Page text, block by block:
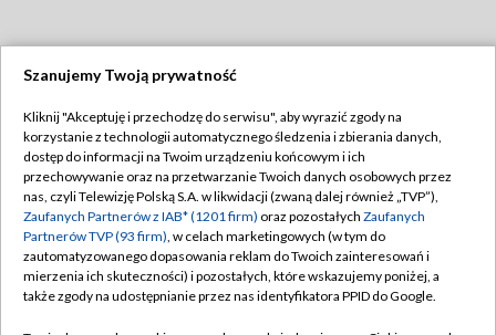
TVP
Abonament TVP
Emisja w TVP
Centrum informacji TVP
Naziemna Telewizja Cyfrowa
Regulamin TVP
Polityka prywatności
Moje zgody
Pomoc
Szanujemy Twoją prywatność
Kliknij "Akceptuję i przechodzę do serwisu", aby wyrazić zgody na
korzystanie z technologii automatycznego śledzenia i zbierania danych,
dostęp do informacji na Twoim urządzeniu końcowym i ich
przechowywanie oraz na przetwarzanie Twoich danych osobowych przez
nas, czyli Telewizję Polską S.A. w likwidacji (zwaną dalej również „TVP”),
Zaufanych Partnerów z IAB* (1201 firm) oraz pozostałych Zaufanych
Partnerów TVP (93 firm), w celach marketingowych (w tym do
zautomatyzowanego dopasowania reklam do Twoich zainteresowań i
mierzenia ich skuteczności) i pozostałych, które wskazujemy poniżej, a
także zgody na udostępnianie przez nas identyfikatora PPID do Google.